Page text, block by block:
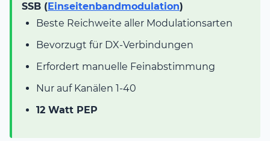
SSB (Einseitenbandmodulation)
Beste Reichweite aller Modulationsarten
Bevorzugt für DX-Verbindungen
Erfordert manuelle Feinabstimmung
Nur auf Kanälen 1-40
12 Watt PEP